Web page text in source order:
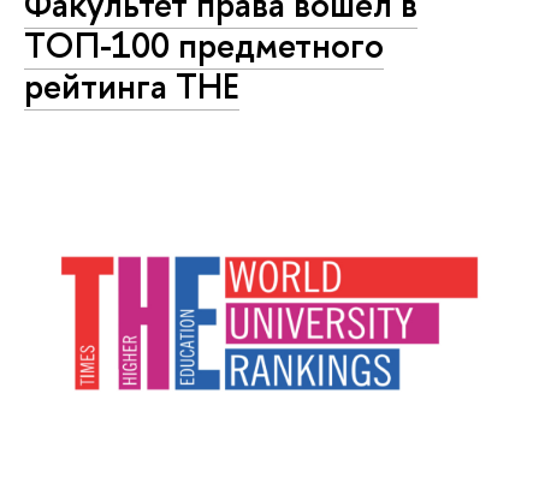
ТОП-100 предметного
рейтинга THE